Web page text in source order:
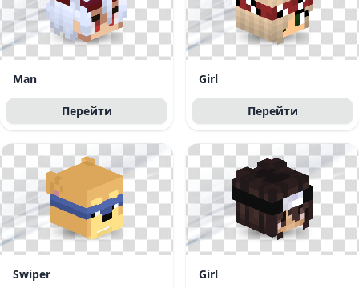
Man
Перейти
Girl
Перейти
Swiper Girl